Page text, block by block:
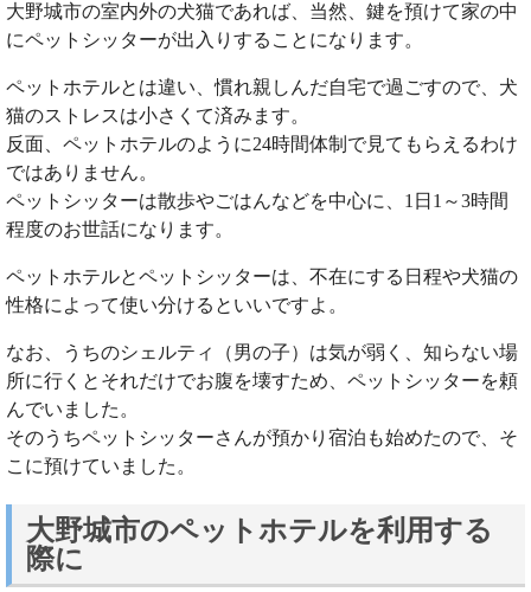
大野城市の室内外の犬猫であれば、当然、鍵を預けて家の中
にペットシッターが出入りすることになります。
ペットホテルとは違い、慣れ親しんだ自宅で過ごすので、犬
猫のストレスは小さくて済みます。
反面、ペットホテルのように24時間体制で見てもらえるわけ
ではありません。
ペットシッターは散歩やごはんなどを中心に、1日1～3時間
程度のお世話になります。
ペットホテルとペットシッターは、不在にする日程や犬猫の
性格によって使い分けるといいですよ。
なお、うちのシェルティ（男の子）は気が弱く、知らない場
所に行くとそれだけでお腹を壊すため、ペットシッターを頼
んでいました。
そのうちペットシッターさんが預かり宿泊も始めたので、そ
こに預けていました。
大野城市のペットホテルを利用する
際に